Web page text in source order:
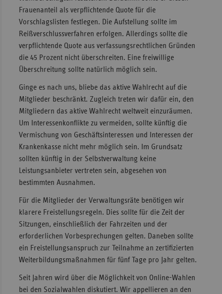
Frauenanteil als verpflichtende Quote für die
Vorschlagslisten festlegen. Die Aufstellung sollte im
Reißverschlussverfahren erfolgen. Allerdings sollte die
verpflichtende Quote aus verfassungsrechtlichen Gründen
die 45 Prozent nicht überschreiten. Eine freiwillige
Überschreitung sollte natürlich möglich sein.
Ginge es nach uns, bliebe das aktive Wahlrecht auf die
Mitglieder beschränkt. Zugleich treten wir dafür ein, den
Mitgliedern das aktive Wahlrecht weltweit einzuräumen.
Um Interessenkonflikte zu vermeiden, sollte künftig die
Vermischung von Geschäftsinteressen und Interessen der
Krankenkasse nicht mehr möglich sein. Im Grundsatz
sollten künftig in der Selbstverwaltung keine
Leistungsanbieter vertreten sein, abgesehen von
bestimmten Ausnahmen.
Für die Mitglieder der Verwaltungsräte benötigen wir
klarere Freistellungsregeln. Dies sollte für die Zeit der
Sitzungen, einschließlich der Fahrzeiten und der
erforderlichen Vorbesprechungen gelten. Daneben sollte
ein Freistellungsanspruch zur Teilnahme an zertifizierten
Weiterbildungsmaßnahmen für fünf Tage pro Jahr gelten.
Seit Jahren wird über die Möglichkeit von Online-Wahlen
bei den Sozialwahlen diskutiert. Wir appellieren an den